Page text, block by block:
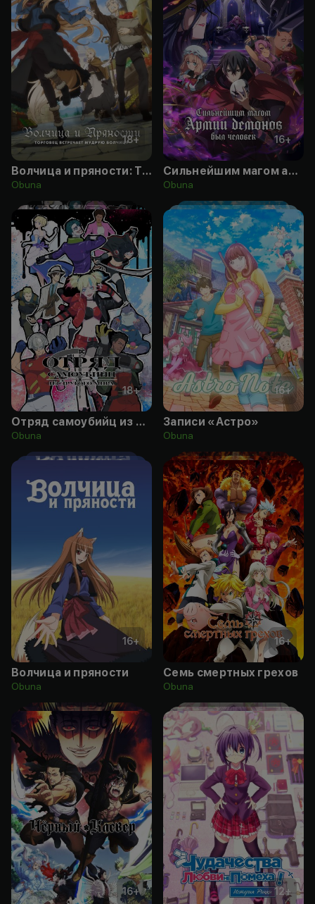
18+
Волчица и пряности: Торговец встречает мудрую волчицу
Obuna
16+
Сильнейшим магом армии демонов был человек
Obuna
18+
Отряд самоубийц из другого мира
Obuna
16+
Записи «Астро»
Obuna
16+
Волчица и пряности
Obuna
16+
Семь смертных грехов
Obuna
16+ 12+